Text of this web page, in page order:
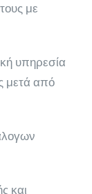
με
υπηρεσία
μετά από
και